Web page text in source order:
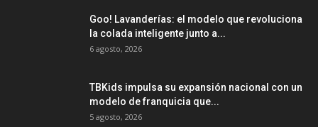
Goo! Lavanderías: el modelo que revoluciona
la colada inteligente junto a...
6 agosto, 2026
TBKids impulsa su expansión nacional con un
modelo de franquicia que...
5 agosto, 2026